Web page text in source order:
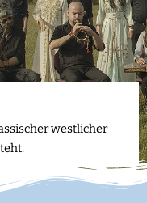
westlicher